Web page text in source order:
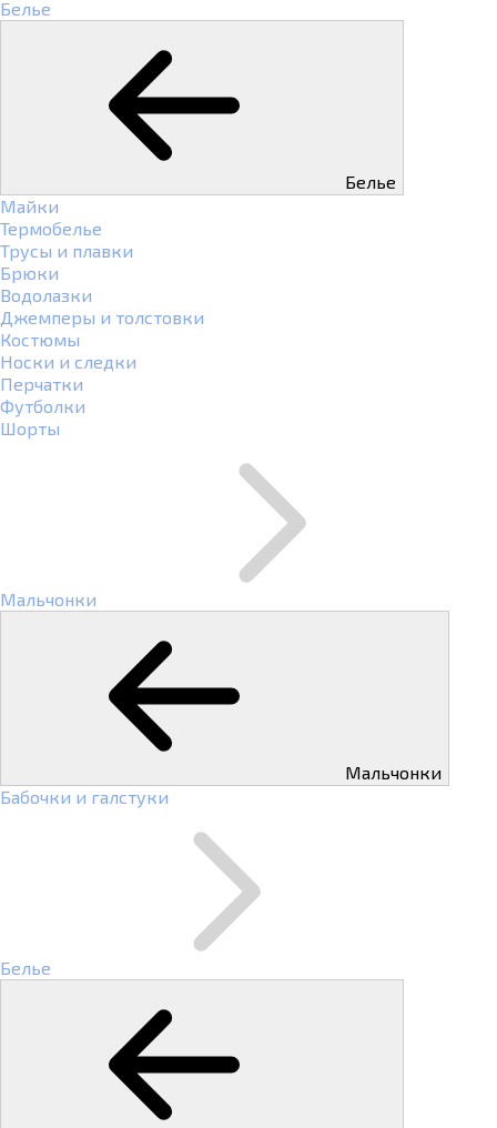
Белье
Белье
Майки
Термобелье
Трусы и плавки
Брюки
Водолазки
Джемперы и толстовки
Костюмы
Носки и следки
Перчатки
Футболки
Шорты
Мальчонки
Мальчонки
Бабочки и галстуки
Белье